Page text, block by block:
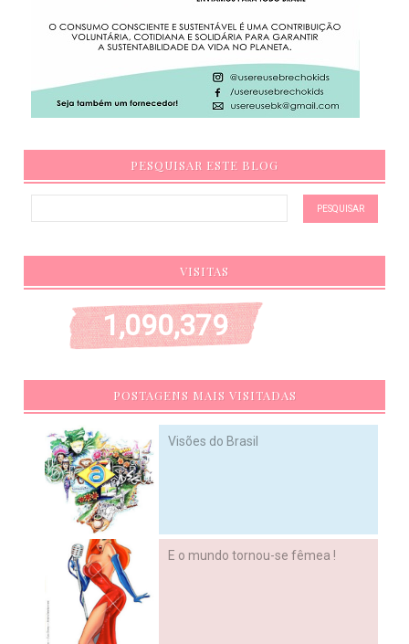
PESQUISAR ESTE BLOG
VISITAS
1,090,379
POSTAGENS MAIS VISITADAS
Visões do Brasil
E o mundo tornou-se fêmea !